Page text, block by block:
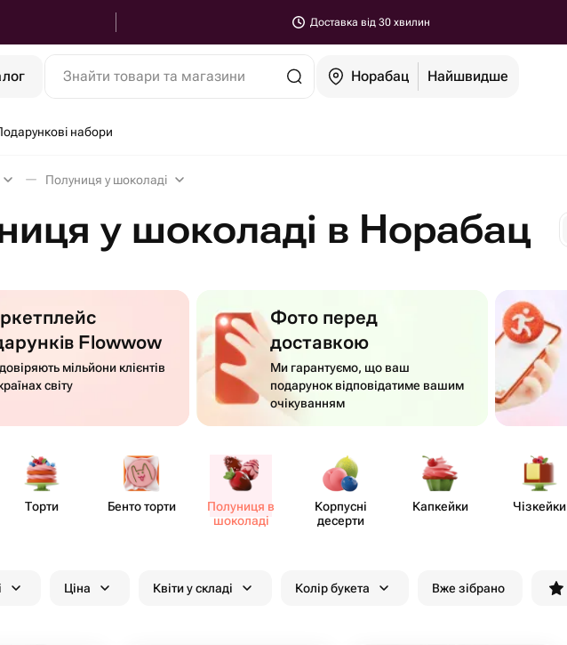
Доставка від 30 хвилин
Знайти товари та магазини Норабац Найшвидше
набори
Полуниця у шоколаді
у шоколаді в Норабац
Flowwow
мільйони клієнтів
світу
Фото перед
доставкою
Ми гарантуємо, що ваш
подарунок відповідатиме вашим
очікуванням
Торти Бенто торти
Полуниця в
шоколаді
Корпусні
десерти
Капкейки Чізкейки
Ціна Квіти у складі Колір букета Вже зібрано